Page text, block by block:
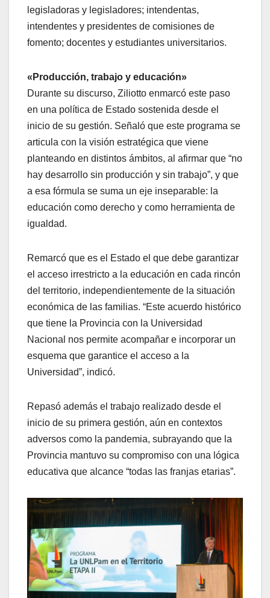
legisladoras y legisladores; intendentas,
intendentes y presidentes de comisiones de
fomento; docentes y estudiantes universitarios.
«Producción, trabajo y educación»
Durante su discurso, Ziliotto enmarcó este paso
en una política de Estado sostenida desde el
inicio de su gestión. Señaló que este programa se
articula con la visión estratégica que viene
planteando en distintos ámbitos, al afirmar que “no
hay desarrollo sin producción y sin trabajo”, y que
a esa fórmula se suma un eje inseparable: la
educación como derecho y como herramienta de
igualdad.
Remarcó que es el Estado el que debe garantizar
el acceso irrestricto a la educación en cada rincón
del territorio, independientemente de la situación
económica de las familias. “Este acuerdo histórico
que tiene la Provincia con la Universidad
Nacional nos permite acompañar e incorporar un
esquema que garantice el acceso a la
Universidad”, indicó.
Repasó además el trabajo realizado desde el
inicio de su primera gestión, aún en contextos
adversos como la pandemia, subrayando que la
Provincia mantuvo su compromiso con una lógica
educativa que alcance “todas las franjas etarias”.